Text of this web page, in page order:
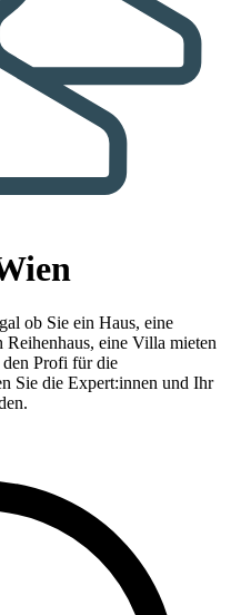
ob Sie ein Haus, eine
eine Villa mieten
Profi für die
Sie die Expert:innen und Ihr